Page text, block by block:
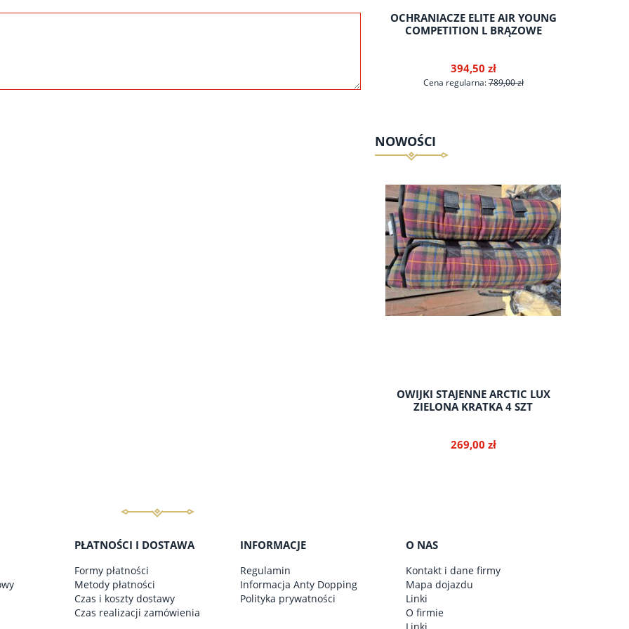
EQUIPUR VITALYT - ENERGY
OCHRANIACZE ELITE AIR YOUNG
COMPETITION L BRĄZOWE
394,50 zł
Cena regularna:789,00 zł
NOWOŚCI
OWIJKI STAJENNE ARCTIC LUX
ZIELONA KRATKA 4 SZT
269,00 zł
PŁATNOŚCI I DOSTAWA
Formy płatności
Metody płatności
Czas i koszty dostawy
Czas realizacji zamówienia
INFORMACJE
Regulamin
Informacja Anty Dopping
Polityka prywatności
O NAS
Kontakt i dane firmy
Mapa dojazdu
Linki
O firmie